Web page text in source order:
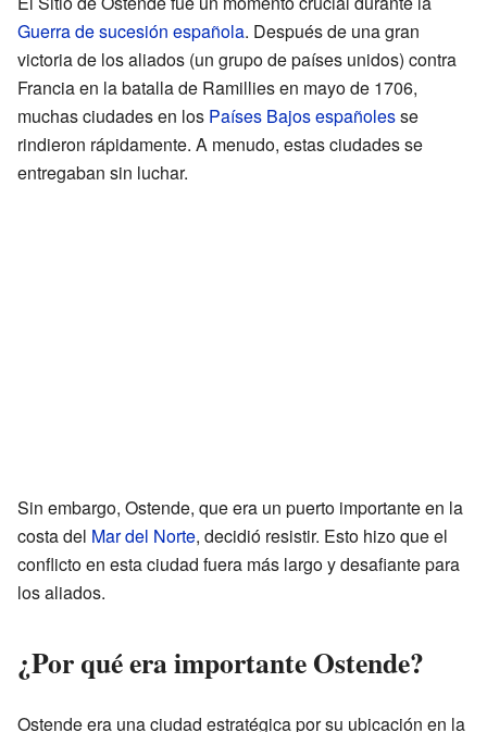
Guerra de sucesión española. Después de una gran
victoria de los aliados (un grupo de países unidos) contra
Francia en la batalla de Ramillies en mayo de 1706,
muchas ciudades en los Países Bajos españolesse
rindieron rápidamente. A menudo, estas ciudades se
entregaban sin luchar.
Sin embargo, Ostende, que era un puerto importante en la
costa del Mar del Norte, decidió resistir. Esto hizo que el
conflicto en esta ciudad fuera más largo y desafiante para
los aliados.
¿Por qué era importante Ostende?
Ostende era una ciudad estratégica por su ubicación en la